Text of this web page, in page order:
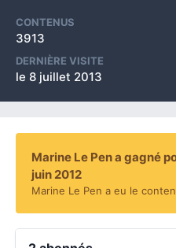
CONTENUS
3913
DERNIÈRE VISITE
le 8 juillet 2013
Marine Le Pen a gagné
juin 2012
Marine Le Pen a eu le